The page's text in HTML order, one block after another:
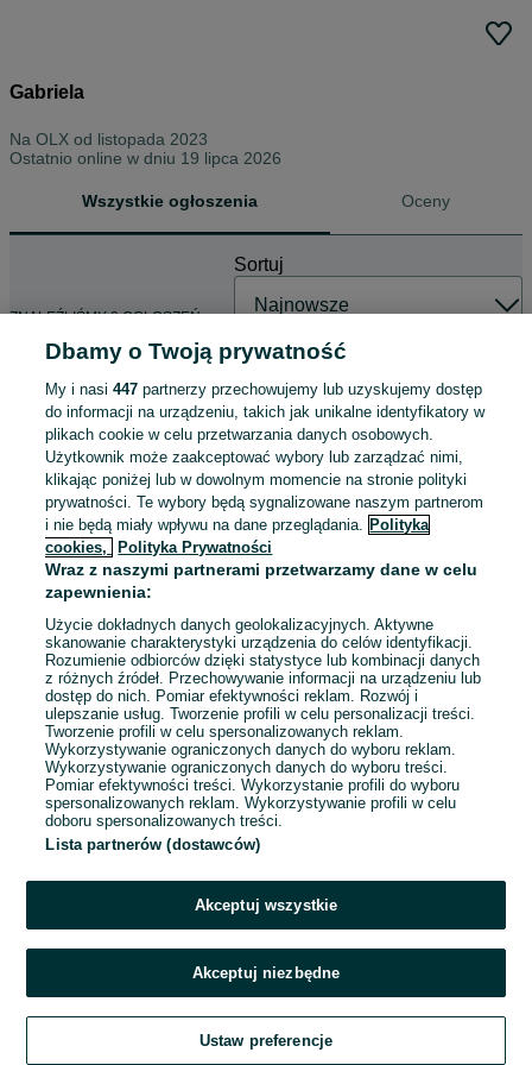
Gabriela
Na OLX od listopada 2023
Ostatnio online w dniu 19 lipca 2026
Wszystkie ogłoszenia Oceny
ZNALEŹLIŚMY 0 OGŁOSZEŃ
Sortuj
Dbamy o Twoją prywatność
My i nasi447 partnerzy przechowujemy lub uzyskujemy dostęp
do informacji na urządzeniu, takich jak unikalne identyfikatory w
plikach cookie w celu przetwarzania danych osobowych.
Użytkownik może zaakceptować wybory lub zarządzać nimi,
klikając poniżej lub w dowolnym momencie na stronie polityki
prywatności. Te wybory będą sygnalizowane naszym partnerom
i nie będą miały wpływu na dane przeglądania. Polityka
cookies,
Polityka Prywatności
Wraz z naszymi partnerami przetwarzamy dane w celu
zapewnienia:
Użycie dokładnych danych geolokalizacyjnych. Aktywne
skanowanie charakterystyki urządzenia do celów identyfikacji.
Rozumienie odbiorców dzięki statystyce lub kombinacji danych
z różnych źródeł. Przechowywanie informacji na urządzeniu lub
dostęp do nich. Pomiar efektywności reklam. Rozwój i
ulepszanie usług. Tworzenie profili w celu personalizacji treści.
Tworzenie profili w celu spersonalizowanych reklam.
Wykorzystywanie ograniczonych danych do wyboru reklam.
Wykorzystywanie ograniczonych danych do wyboru treści.
Pomiar efektywności treści. Wykorzystanie profili do wyboru
spersonalizowanych reklam. Wykorzystywanie profili w celu
doboru spersonalizowanych treści.
Lista partnerów (dostawców)
Akceptuj wszystkie
Akceptuj niezbędne
Ustaw preferencje